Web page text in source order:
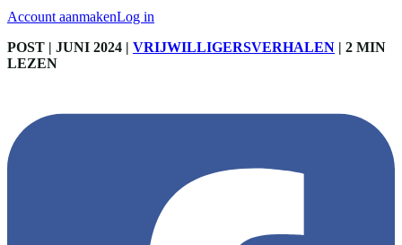
Account aanmakenLog in
POST | JUNI 2024 | VRIJWILLIGERSVERHALEN | 2 MIN
LEZEN